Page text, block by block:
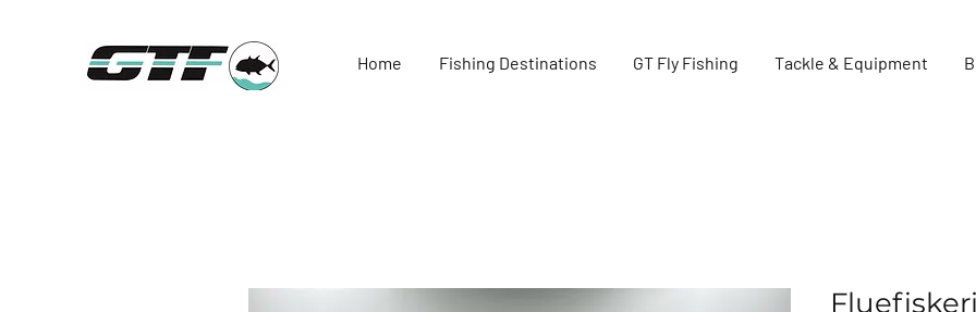
Home Fishing Destinations GT Fly Fishing Tackle & Equipment